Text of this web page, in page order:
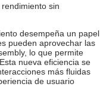
sin
desempeña un papel
pueden aprovechar las
lo que permite
nueva eficiencia se
más fluidas
de usuario